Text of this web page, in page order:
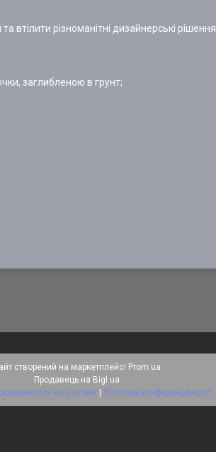
втілити різноманітні дизайнерські рішення
заглибленою в грунт;
створений на маркетплейсі Prom.ua
Продавець на Bigl.ua
на контент Політика конфіденційності